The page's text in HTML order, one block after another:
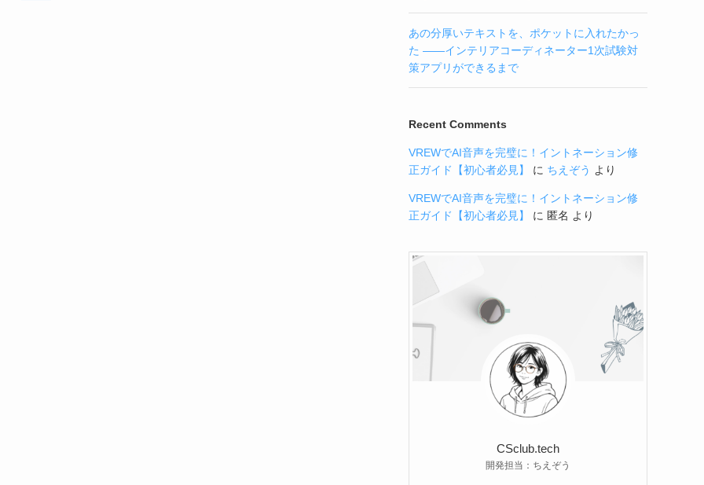
あの分厚いテキストを、ポケットに入れたかっ
た ——インテリアコーディネーター1次試験対
策アプリができるまで
Recent Comments
VREWでAI音声を完璧に！イントネーション修
正ガイド【初心者必見】
に ちえぞう より
VREWでAI音声を完璧に！イントネーション修
正ガイド【初心者必見】
に 匿名 より
CSclub.tech
開発担当：ちえぞう